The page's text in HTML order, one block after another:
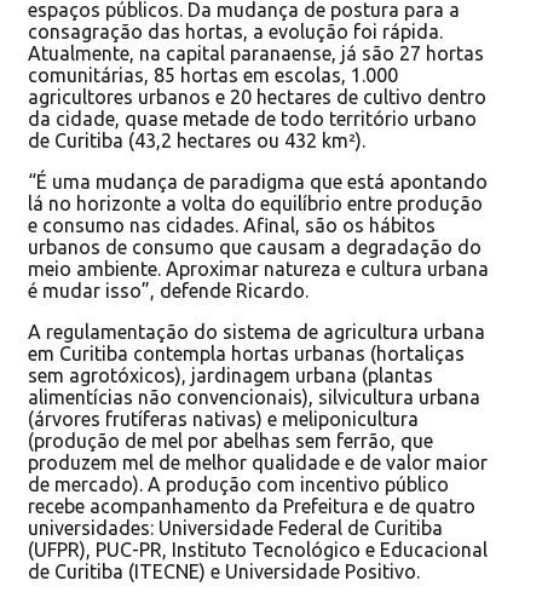
espaços públicos. Da mudança de postura para a
consagração das hortas, a evolução foi rápida.
Atualmente, na capital paranaense, já são 27 hortas
comunitárias, 85 hortas em escolas, 1.000
agricultores urbanos e 20 hectares de cultivo dentro
da cidade, quase metade de todo território urbano
de Curitiba (43,2 hectares ou 432 km²).
“É uma mudança de paradigma que está apontando
lá no horizonte a volta do equilíbrio entre produção
e consumo nas cidades. Afinal, são os hábitos
urbanos de consumo que causam a degradação do
meio ambiente. Aproximar natureza e cultura urbana
é mudar isso”, defende Ricardo.
A regulamentação do sistema de agricultura urbana
em Curitiba contempla hortas urbanas (hortaliças
sem agrotóxicos), jardinagem urbana (plantas
alimentícias não convencionais), silvicultura urbana
(árvores frutíferas nativas) e meliponicultura
(produção de mel por abelhas sem ferrão, que
produzem mel de melhor qualidade e de valor maior
de mercado). A produção com incentivo público
recebe acompanhamento da Prefeitura e de quatro
universidades: Universidade Federal de Curitiba
(UFPR), PUC-PR, Instituto Tecnológico e Educacional
de Curitiba (ITECNE) e Universidade Positivo.